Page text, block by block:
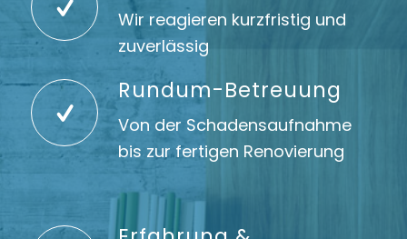
Wir reagieren kurzfristig und
zuverlässig
Rundum-Betreuung
Von der Schadensaufnahme
bis zur fertigen Renovierung